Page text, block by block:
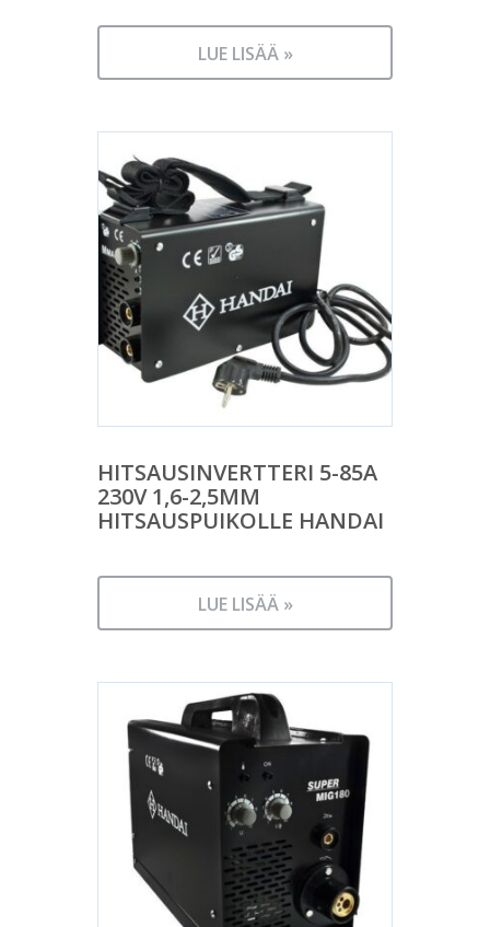
LUE LISÄÄ »
HITSAUSINVERTTERI 5-85A
230V 1,6-2,5MM
HITSAUSPUIKOLLE HANDAI
LUE LISÄÄ »